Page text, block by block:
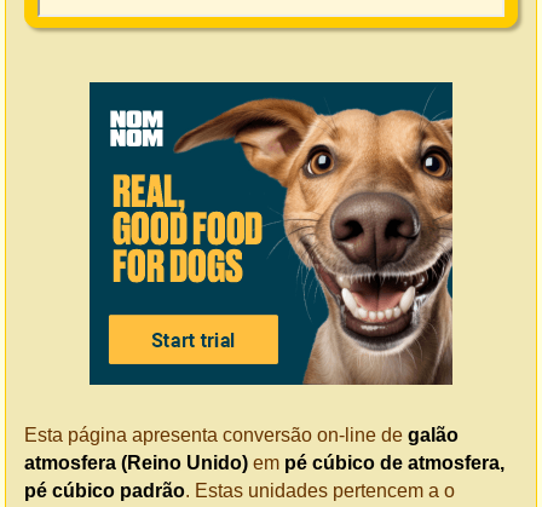
Esta página apresenta conversão on-line de galão
atmosfera (Reino Unido) em pé cúbico de atmosfera,
pé cúbico padrão. Estas unidades pertencem a o